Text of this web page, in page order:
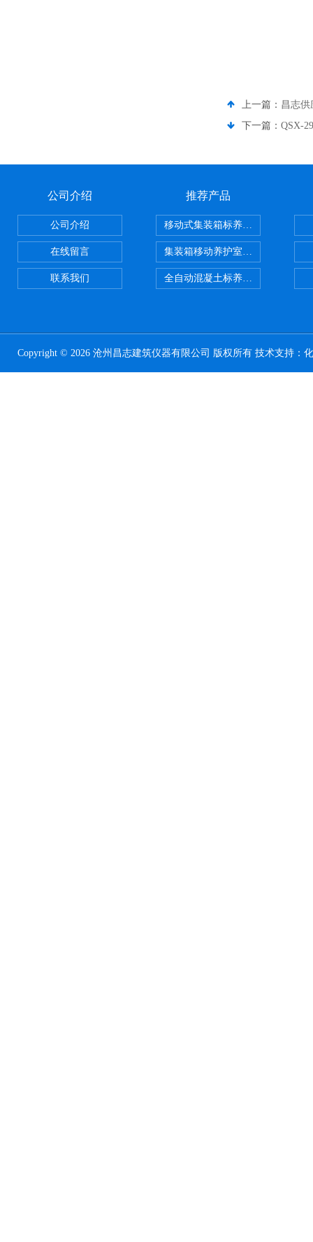
上一篇： 昌志供
下一篇： QSX-
公司介绍
公司介绍
在线留言
联系我们
推荐产品
移动式集装箱标养室 养护室设备
集装箱移动养护室 标养室
全自动混凝土标养室恒温恒湿设备
Copyright © 2026 沧州昌志建筑仪器有限公司 版权所有 技术支持：